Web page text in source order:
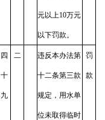
元以上10万元
以下罚款。
四
十
九
二 违反本办法第
十二条第三款
规定，用水单
位未取得临时
罚
款